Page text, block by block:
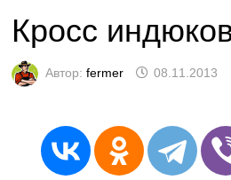
Кросс
Автор: fermer 08.11.2013